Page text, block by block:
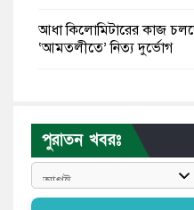
আধা কিলোমিটারের কাজ
‘আমতলীতে’ নিত্য দুর্ভোগ
পুলিশকে পিটিয়ে রক্তাক্ত
এনসিপি নেতা
পুরাতন খবরঃ